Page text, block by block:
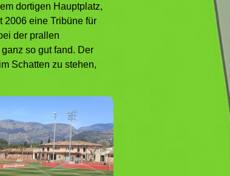
dortigen Hauptplatz,
2006 eine Tribüne für
der prallen
so gut fand. Der
Schatten zu stehen,